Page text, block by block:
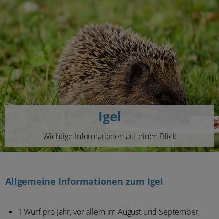
Igel
Wichtige Informationen auf einen Blick
Allgemeine Informationen zum Igel
1 Wurf pro Jahr, vor allem im August und September,